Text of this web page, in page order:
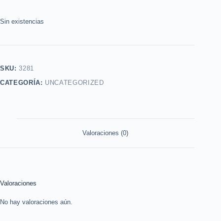
Sin existencias
SKU:3281
CATEGORÍA: UNCATEGORIZED
Valoraciones (0)
Valoraciones
No hay valoraciones aún.